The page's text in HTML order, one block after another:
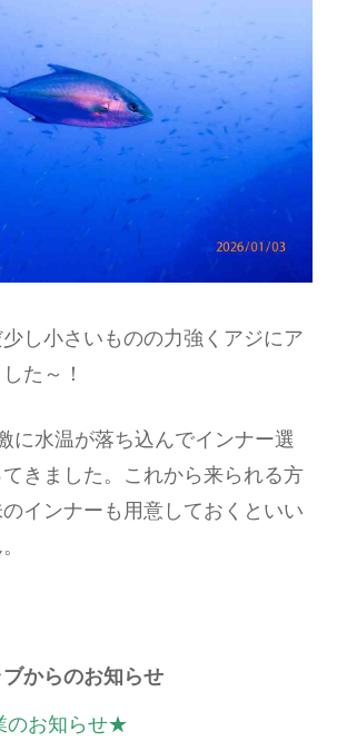
し小さいものの力強くアジにア
た～！
に水温が落ち込んでインナー選
きました。これから来られる方
インナーも用意しておくといい
からのお知らせ
お知らせ★